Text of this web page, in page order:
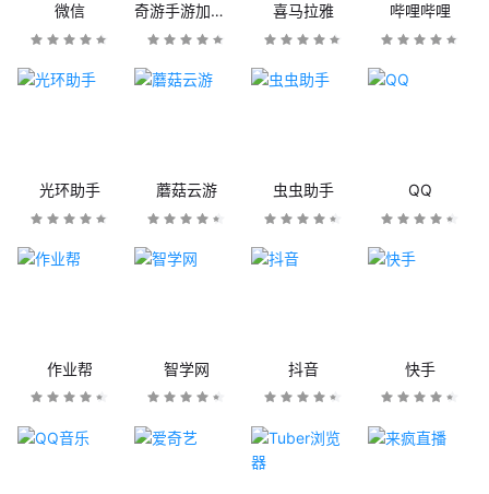
微信 奇游手游加速器 喜马拉雅 哔哩哔哩
光环助手 蘑菇云游 虫虫助手 QQ
作业帮 智学网 抖音 快手